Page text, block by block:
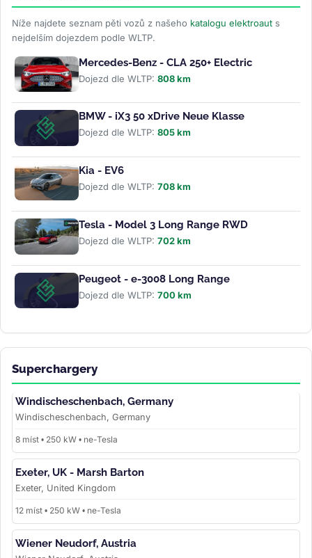
Níže najdete seznam pěti vozů z našeho katalogu elektroaut s
nejdelším dojezdem podle WLTP.
Mercedes-Benz - CLA 250+ Electric
Dojezd dle WLTP: 808 km
BMW - iX3 50 xDrive Neue Klasse
Dojezd dle WLTP: 805 km
Kia - EV6
Dojezd dle WLTP: 708 km
Tesla - Model 3 Long Range RWD
Dojezd dle WLTP: 702 km
Peugeot - e-3008 Long Range
Dojezd dle WLTP: 700 km
Superchargery
Windischeschenbach, Germany
Windischeschenbach, Germany
8 míst • 250 kW • ne-Tesla
Exeter, UK - Marsh Barton
Exeter, United Kingdom
12 míst • 250 kW • ne-Tesla
Wiener Neudorf, Austria